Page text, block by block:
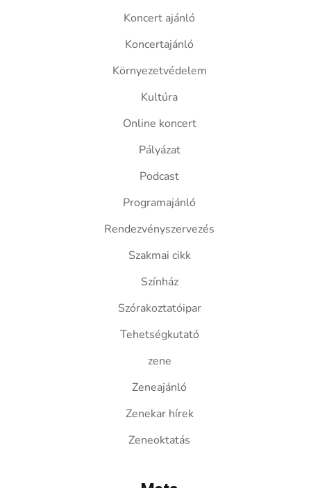
Koncert ajánló
Koncertajánló
Környezetvédelem
Kultúra
Online koncert
Pályázat
Podcast
Programajánló
Rendezvényszervezés
Szakmai cikk
Színház
Szórakoztatóipar
Tehetségkutató
zene
Zeneajánló
Zenekar hírek
Zeneoktatás